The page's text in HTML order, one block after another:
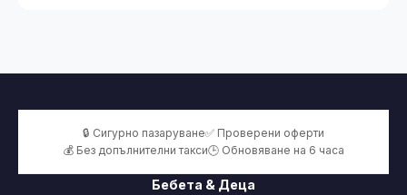
🔒 Сигурно пазаруване✅ Проверени оферти
💰 Без допълнителни такси🕒 Обновяване на 6 часа
Бебета & Деца